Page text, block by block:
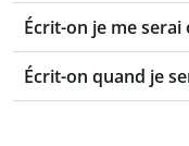
Écrit-on je me serai
Écrit-on quand je